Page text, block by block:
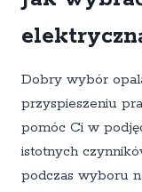
Dobry wybór
przyspieszeniu
pomóc Ci w
istotnych
podczas wyboru